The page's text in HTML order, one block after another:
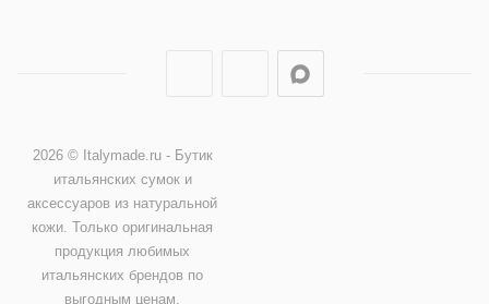
2026 © Italymade.ru - Бутик
итальянских сумок и
аксессуаров из натуральной
кожи. Только оригинальная
продукция любимых
итальянских брендов по
выгодным ценам.